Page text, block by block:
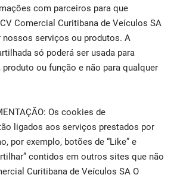
com parceiros para que
Comercial Curitibana de Veículos SA
nossos serviços ou produtos. A
só poderá ser usada para
ou função e não para qualquer
Os cookies de
ligados aos serviços prestados por
por exemplo, botões de “Like” e
contidos em outros sites que não
Curitibana de Veículos SA O